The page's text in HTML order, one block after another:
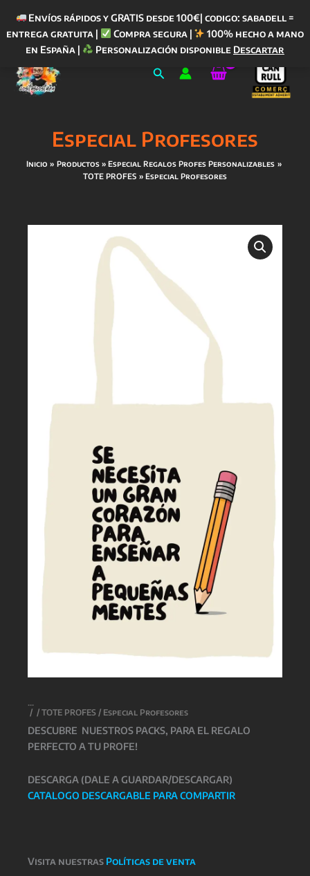
Envíos rápidos y GRATIS desde 100€| codigo: sabadell =
entrega gratuita |
Compra segura |
100% hecho a mano
en España |
Personalización disponible Descartar
contenido
Buscar
Especial Profesores
Inicio Productos
Especial Regalos Profes Personalizables
TOTE PROFES
Especial Profesores
/ / TOTE PROFES / Especial Profesores
DESCUBRE NUESTROS PACKS, PARA EL REGALO
PERFECTO A TU PROFE!
DESCARGA (DALE A GUARDAR/DESCARGAR)
CATALOGO DESCARGABLE PARA COMPARTIR
Visita nuestras Políticas de venta